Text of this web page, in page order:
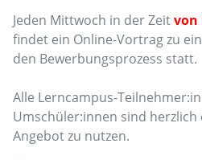
Jeden Mittwoch in der Zeitvon
findet ein Online-Vortrag zu
den Bewerbungsprozess statt.
Alle Lerncampus-
Umschüler:innen sind herzlich
Angebot zu nutzen.